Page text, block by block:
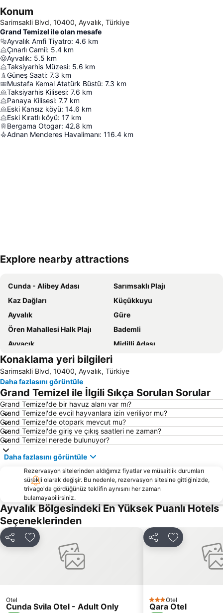
Konum
Sarimsakli Blvd, 10400, Ayvalık, Türkiye
Grand Temizel ile olan mesafe
Ayvalık Amfi Tiyatro: 4.6 km
Çınarlı Camii: 5.4 km
Ayvalık: 5.5 km
Taksiyarhis Müzesi: 5.6 km
Güneş Saati: 7.3 km
Mustafa Kemal Atatürk Büstü: 7.3 km
Taksiyarhis Kilisesi: 7.6 km
Panaya Kilisesi: 7.7 km
Eski Kansız köyü: 14.6 km
Eski Kıratlı köyü: 17 km
Bergama Otogar: 42.8 km
Adnan Menderes Havalimanı: 116.4 km
Haritayı genişlet
Explore nearby attractions
Cunda - Alibey Adası
Sarımsaklı Plajı
Kaz Dağları
Küçükkuyu
Ayvalık
Güre
Ören Mahallesi Halk Plajı
Bademli
Ayvacık
Midilli Adası
Badavut Plajı
Çandarlı Kale Önü Plajı
Yeşilyurt
Ayvalık Belediye Plajı
Öğretmenler Mahallesi Halk Plaji
Denizköy
Setur Ayvalık Marina
Artur Güvercin Koyu
Dikili Belediye Plajı
Molyvos Castle
Mytilene International Airport ''Odysseas Elytis''
Şeytan Sofrası
Dikili Limanı
Balıkesir Koca Seyit Havalimanı
Castle of Mytilini
Artur Gemiyatağı Koyu
Artur Martı Koyu
Hasan Boğuldu
Tsamakia Beach
Kayra Plajı
Özdemir Site Plajı
Agios Isidoros
Museum of the Olive - Lesvos
Eftalou
Traditional Settlement of Petra
Mistegna Feast
Gera's Olive Grove
Konaklama yeri bilgileri
Sarimsakli Blvd, 10400, Ayvalık, Türkiye
Daha fazlasını görüntüle
Grand Temizel ile İlgili Sıkça Sorulan Sorular
Grand Temizel'de bir havuz alanı var mı?
Grand Temizel'de evcil hayvanlara izin veriliyor mu?
Grand Temizel'de otopark mevcut mu?
Grand Temizel'de giriş ve çıkış saatleri ne zaman?
Grand Temizel nerede bulunuyor?
Daha fazlasını görüntüle
Rezervasyon sitelerinden aldığımız fiyatlar ve müsaitlik durumları
sürekli olarak değişir. Bu nedenle, rezervasyon sitesine gittiğinizde,
trivago'da gördüğünüz teklifin aynısını her zaman
bulamayabilirsiniz.
Ayvalık Bölgesindeki En Yüksek Puanlı Hotels
Seçeneklerinden
Paylaş Favorilerime ekle
Otel
Cunda Svila Otel - Adult Only
Paylaş Favorilerime
3 Yıldız
Otel
Qara Otel